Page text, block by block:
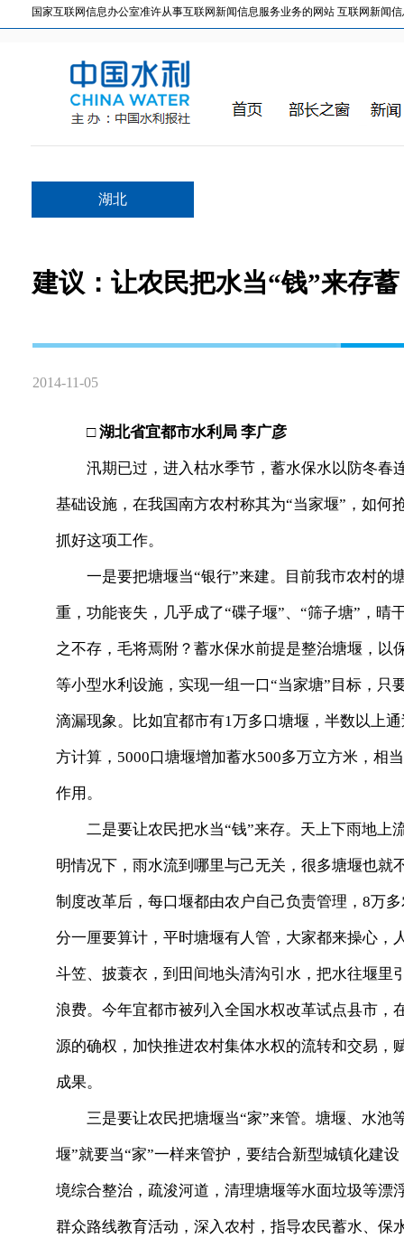
国家互联网信息办公室准许从事互联网新闻信息服务业务的网站 互联网新闻信
湖北
建议：让农民把水当“钱”来存蓄
2014-11-05
□湖北省宜都市水利局 李广彦
汛期已过，进入枯水季节，蓄水保水以防冬春
基础设施，在我国南方农村称其为“当家堰”，如何
抓好这项工作。
一是要把塘堰当“银行”来建。目前我市农村的
重，功能丧失，几乎成了“碟子堰”、“筛子塘”，
之不存，毛将焉附？蓄水保水前提是整治塘堰，
等小型水利设施，实现一组一口“当家塘”目标，
滴漏现象。比如宜都市有1万多口塘堰，半数以上
方计算， 5000口塘堰增加蓄水500多万立方米，相当
作用。
二是要让农民把水当“钱”来存。天上下雨地上
明情况下，雨水流到哪里与己无关，很多塘堰也
制度改革后，每口堰都由农户自己负责管理， 8万
分一厘要算计，平时塘堰有人管，大家都来操心
斗笠、披蓑衣，到田间地头清沟引水，把水往堰
浪费。今年宜都市被列入全国水权改革试点县市
源的确权，加快推进农村集体水权的流转和交易
成果。
三是要让农民把塘堰当“家”来管。塘堰、水池
堰”就要当“家”一样来管护，要结合新型城镇化建
境综合整治，疏浚河道，清理塘堰等水面垃圾等
群众路线教育活动，深入农村，指导农民蓄水、